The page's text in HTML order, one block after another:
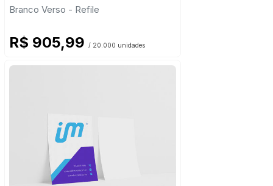
Branco Verso - Refile
R$ 905,99 / 20.000 unidades